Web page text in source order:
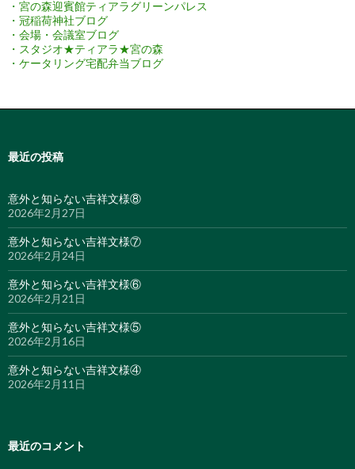
・宮の森迎賓館ティアラグリーンパレス
・冠稲荷神社ブログ
・会場・会議室ブログ
・スタジオ★ティアラ★宮の森
・ケータリング宅配弁当ブログ
最近の投稿
意外と知らない吉祥文様⑧
2026年2月27日
意外と知らない吉祥文様⑦
2026年2月24日
意外と知らない吉祥文様⑥
2026年2月21日
意外と知らない吉祥文様⑤
2026年2月16日
意外と知らない吉祥文様④
2026年2月11日
最近のコメント